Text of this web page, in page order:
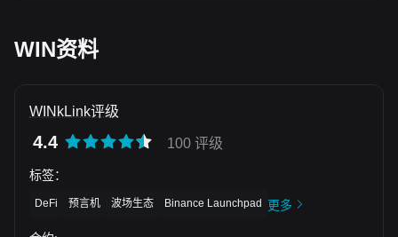
TRON生态内oracle基础设施关注度提升下的交易活跃。 市场
观点及展望 社区主流情绪正面，将交易量激增视为TRON
注大盘风险与利用率低位（JustLend供应45万美元，借贷仅
动生成，仅供信息参考。
WIN资料
WINkLink评级
4.4 100 评级
标签：
DeFi 预言机 波场生态 Binance Launchpad 更多